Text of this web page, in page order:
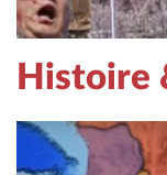
Histoire